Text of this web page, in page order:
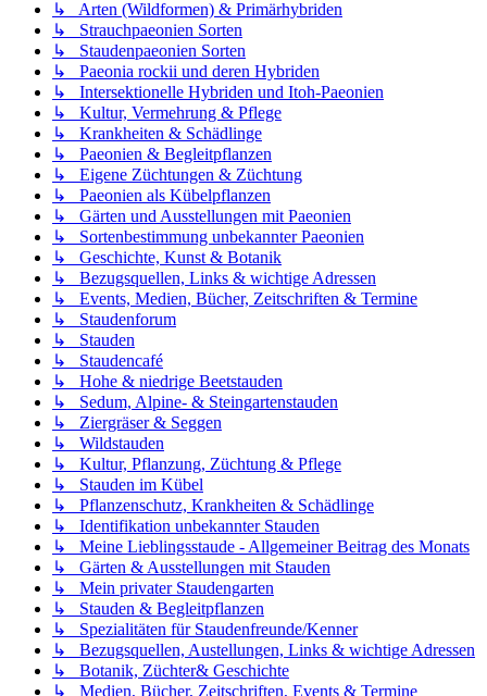
↳ Arten (Wildformen) & Primärhybriden
↳ Strauchpaeonien Sorten
↳ Staudenpaeonien Sorten
↳ Paeonia rockii und deren Hybriden
↳ Intersektionelle Hybriden und Itoh-Paeonien
↳ Kultur, Vermehrung & Pflege
↳ Krankheiten & Schädlinge
↳ Paeonien & Begleitpflanzen
↳ Eigene Züchtungen & Züchtung
↳ Paeonien als Kübelpflanzen
↳ Gärten und Ausstellungen mit Paeonien
↳ Sortenbestimmung unbekannter Paeonien
↳ Geschichte, Kunst & Botanik
↳ Bezugsquellen, Links & wichtige Adressen
↳ Events, Medien, Bücher, Zeitschriften & Termine
↳ Staudenforum
↳ Stauden
↳ Staudencafé
↳ Hohe & niedrige Beetstauden
↳ Sedum, Alpine- & Steingartenstauden
↳ Ziergräser & Seggen
↳ Wildstauden
↳ Kultur, Pflanzung, Züchtung & Pflege
↳ Stauden im Kübel
↳ Pflanzenschutz, Krankheiten & Schädlinge
↳ Identifikation unbekannter Stauden
↳ Meine Lieblingsstaude - Allgemeiner Beitrag des Monats
↳ Gärten & Ausstellungen mit Stauden
↳ Mein privater Staudengarten
↳ Stauden & Begleitpflanzen
↳ Spezialitäten für Staudenfreunde/Kenner
↳ Bezugsquellen, Austellungen, Links & wichtige Adressen
↳ Botanik, Züchter& Geschichte
↳ Medien, Bücher, Zeitschriften, Events & Termine